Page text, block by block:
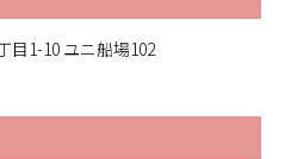
目1-10 ユニ船場102